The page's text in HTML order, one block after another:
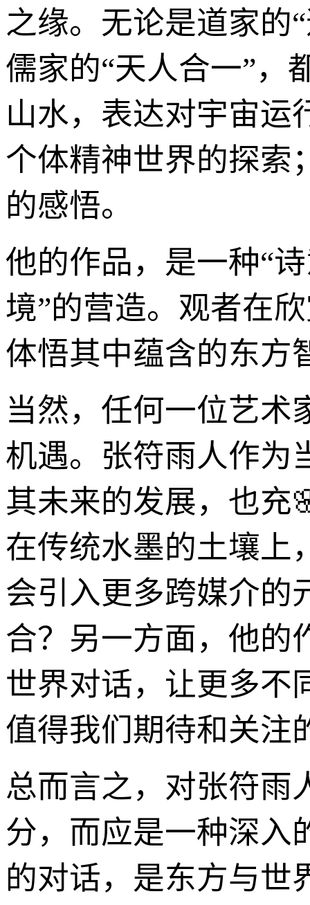
之缘。无论是道家的
儒家的“天人合一”，
山水，表达对宇宙运
个体精神世界的探索
的感悟。
他的作品，是一种“
境”的营造。观者在
体悟其中蕴含的东方
当然，任何一位艺术
机遇。张符雨人作为
其未来的发展，也充
在传统水墨的土壤上
会引入更多跨媒介的
合？另一方面，他的
世界对话，让更多不
值得我们期待和关注
总而言之，对张符雨
分，而应是一种深入
的对话，是东方与世